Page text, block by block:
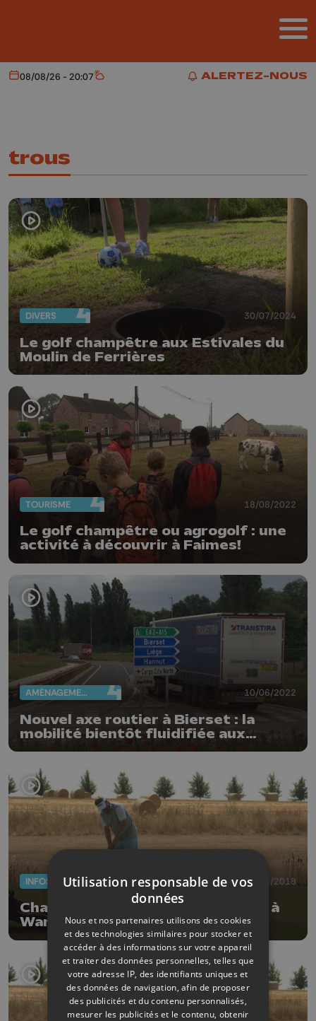
ALERTEZ-NOUS
ALERTEZ-NOUS
Aujourd'hui
08/08/26 - 20:07 Météo
trous
DIVERS 30/07/2024
Le golf champêtre aux Estivales du
Moulin de Ferrières
TOURISME 18/08/2022
Le golf champêtre ou agrogolf : une
activité à découvrir à Faimes!
AMÉNAGEMENT DU TERRITOIRE 10/06/2022
Nouvel axe routier à Bierset : la
mobilité bientôt fluidifiée aux
alentours de l'aéroport ?
INFOS 07/08/2018
Championnat de Belgique de golf à
Wanze
Utilisation responsable de vos
données
Nous et nos partenaires utilisons des cookies
et des technologies similaires pour stocker et
accéder à des informations sur votre appareil
et traiter des données personnelles, telles que
votre adresse IP, des identifiants uniques et
des données de navigation, afin de proposer
des publicités et du contenu personnalisés,
mesurer les publicités et le contenu, obtenir